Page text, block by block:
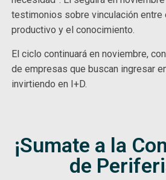
testimonios sobre vinculación
productivo y el conocimiento.
El ciclo continuará en noviembre,
de empresas que buscan ingresar
invirtiendo en I+D.
¡Sumate a la
de